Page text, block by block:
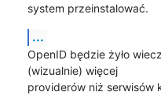
system przeinstalować.
...
OpenID będzie żyło
(wizualnie) więcej
providerów niż serwisów